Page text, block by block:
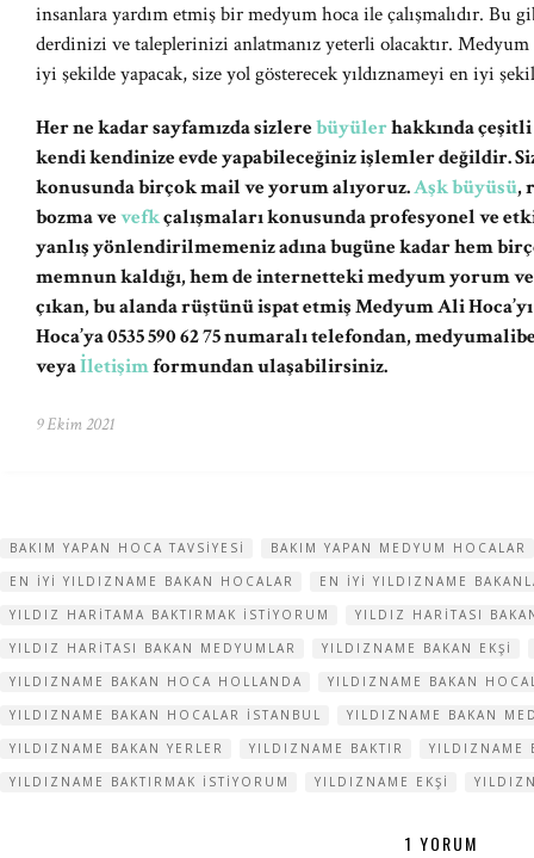
insanlara yardım etmiş bir medyum hoca ile çalışmalıdır. Bu
derdinizi ve taleplerinizi anlatmanız yeterli olacaktır.
iyi şekilde yapacak, size yol gösterecek yıldıznameyi en iyi
Her ne kadar sayfamızda sizlerebüyülerhakkında
kendi kendinize evde yapabileceğiniz işlemler değildir.
konusunda birçok mail ve yorum alıyoruz.Aşk büyüsü,
bozma vevefkçalışmaları konusunda profesyonel ve
yanlış yönlendirilmemeniz adına bugüne kadar hem
memnun kaldığı, hem de internetteki medyum yorum
çıkan, bu alanda rüştünü ispat etmiş Medyum Ali
Hoca’ya 0535 590 62 75 numaralı telefondan,
veyaİletişimformundan ulaşabilirsiniz.
9 Ekim 2021
BAKIM YAPAN HOCA TAVSIYESI
BAKIM YAPAN MEDYUM HOCALAR
EN IYI YILDIZNAME BAKAN HOCALAR
EN IYI YILDIZNAME
YILDIZ HARITAMA BAKTIRMAK ISTIYORUM
YILDIZ HARITASI
YILDIZ HARITASI BAKAN MEDYUMLAR
YILDIZNAME BAKAN EKŞI
YILDIZNAME BAKAN HOCA HOLLANDA
YILDIZNAME BAKAN
YILDIZNAME BAKAN HOCALAR ISTANBUL
YILDIZNAME BAKAN
YILDIZNAME BAKAN YERLER
YILDIZNAME BAKTIR
YILDIZNAME
YILDIZNAME BAKTIRMAK ISTIYORUM
YILDIZNAME EKŞI
1 YORUM